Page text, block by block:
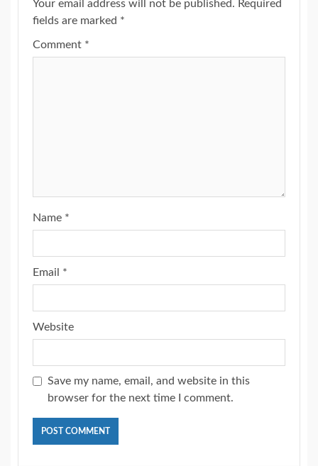
Your email address will not be published. Required
fields are marked *
Comment *
Name *
Email *
Website
Save my name, email, and website in this
browser for the next time I comment.